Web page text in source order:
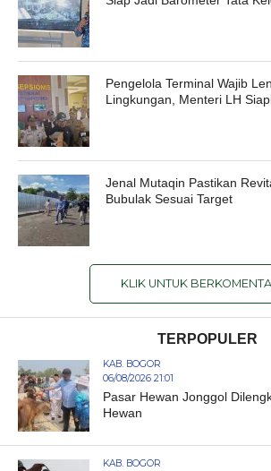
Pengelola Terminal Wajib
Lingkungan, Menteri LH
Jenal Mutaqin Pastikan
Bubulak Sesuai Target
KLIK UNTUK
TERPOPULER
KAB. BOGOR
06/08/2026 21:01
Pasar Hewan Jonggol
Hewan
KAB. BOGOR